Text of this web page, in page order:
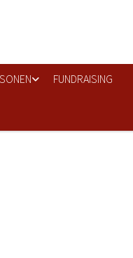
FUNDRAISING